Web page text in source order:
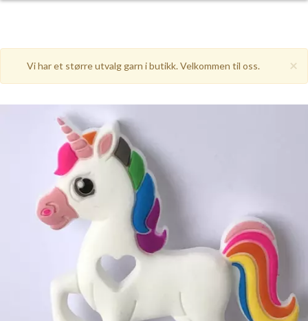
×
Vi har et større utvalg garn i butikk. Velkommen til oss.